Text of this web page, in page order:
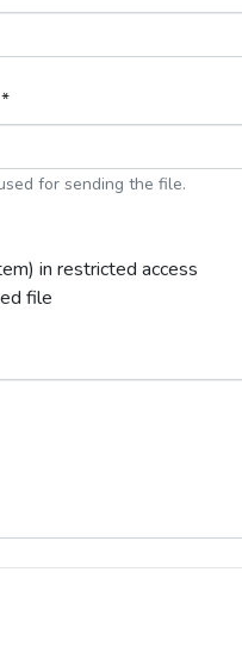
for sending the file.
in restricted access
file